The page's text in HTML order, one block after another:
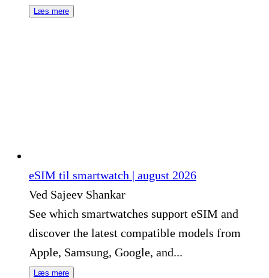
Læs mere
eSIM til smartwatch | august 2026
Ved Sajeev Shankar
See which smartwatches support eSIM and
discover the latest compatible models from
Apple, Samsung, Google, and...
Læs mere